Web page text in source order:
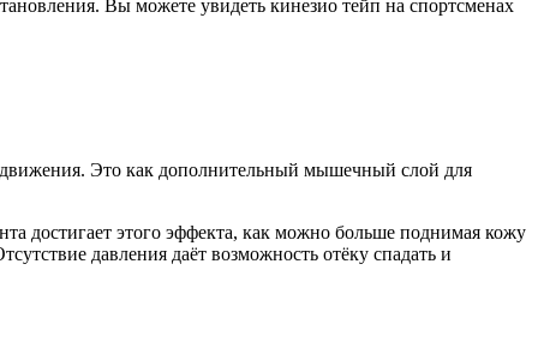
Вы можете увидеть кинезио­ тейп на спортсменах
Это как дополнительный мышечный слой для
достигает этого эффекта, как можно больше поднимая кожу
давления даёт возможность отёку спадать и